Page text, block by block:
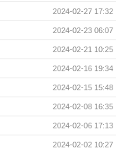
2024-02-27 17:32
2024-02-23 06:07
2024-02-21 10:25
2024-02-16 19:34
2024-02-15 15:48
2024-02-08 16:35
2024-02-06 17:13
2024-02-02 10:27